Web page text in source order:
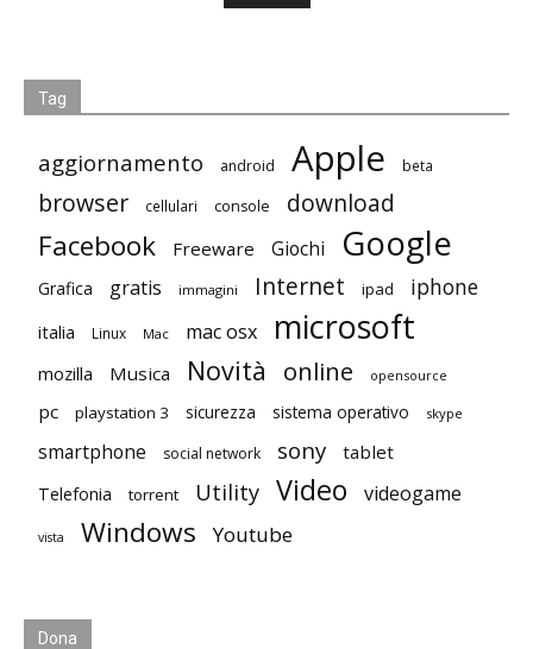
Tag
aggiornamento android Apple beta
browser cellulari console download
Facebook Freeware Giochi Google
Grafica gratis immagini Internet ipad iphone
italia Linux Mac mac osx microsoft
mozilla Musica Novità online opensource
pc playstation 3 sicurezza sistema operativo skype
smartphone social network sony tablet
Telefonia torrent Utility Video videogame
vista Windows Youtube
Dona